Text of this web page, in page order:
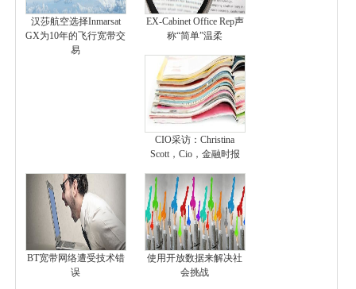
汉莎航空选择Inmarsat
GX为10年的飞行宽带交
易
EX-Cabinet Office Rep声
称“简单”温柔
CIO采访：Christina
Scott，Cio，金融时报
BT宽带网络遭受技术错
误
使用开放数据来解决社
会挑战